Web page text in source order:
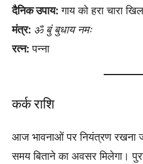
दैनिक उपाय: गाय को हरा चारा
मंत्र: ॐ बुं बुधाय नमः
रत्न: पन्ना
कर्क राशि
आज भावनाओं पर नियंत्रण रखना
समय बिताने का अवसर मिलेगा।